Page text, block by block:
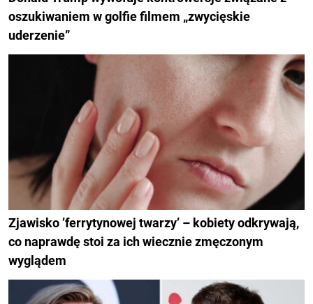
oszukiwaniem w golfie filmem „zwycięskie
uderzenie”
Zjawisko ’ferrytynowej twarzy’ – kobiety odkrywają,
co naprawdę stoi za ich wiecznie zmęczonym
wyglądem